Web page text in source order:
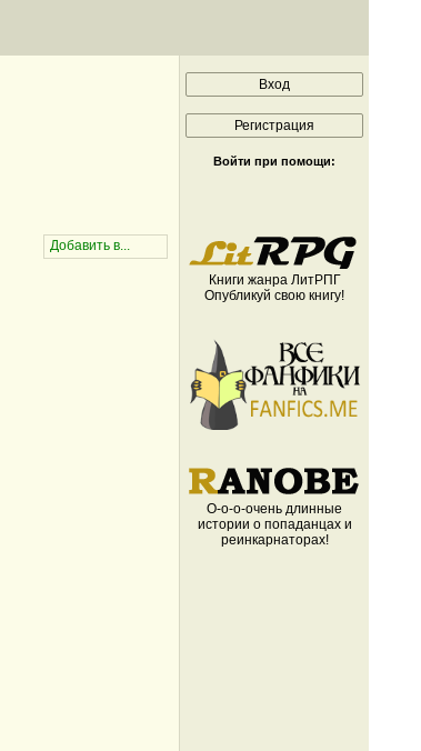
Войти при помощи:
Книги жанра ЛитРПГ
Опубликуй свою книгу!
О-о-о-очень длинные
истории о попаданцах и
реинкарнаторах!